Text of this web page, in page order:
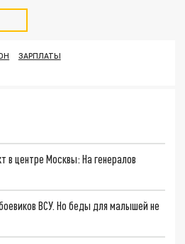
ЗАРПЛАТЫ
в центре Москвы: На генералов
ВСУ. Но беды для малышей не